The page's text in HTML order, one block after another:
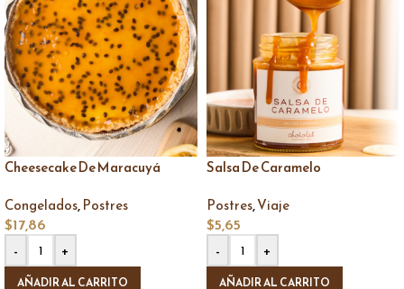
Cheesecake De Maracuyá
Congelados,Postres
$17,86
-
+
AÑADIR AL CARRITO
Salsa De Caramelo
Postres,Viaje
$5,65
-
+
AÑADIR AL CARRITO